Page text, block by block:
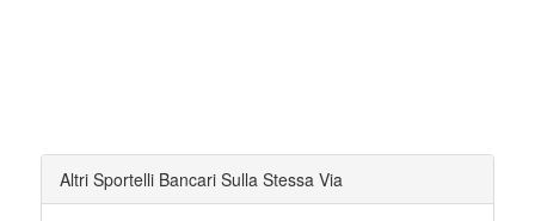
Altri Sportelli Bancari Sulla Stessa Via